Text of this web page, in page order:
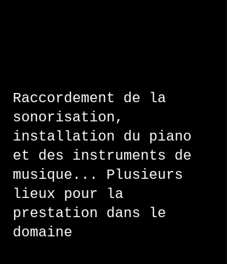
Raccordement de la
sonorisation,
installation du piano
et des instruments de
musique... Plusieurs
lieux pour la
prestation dans le
domaine